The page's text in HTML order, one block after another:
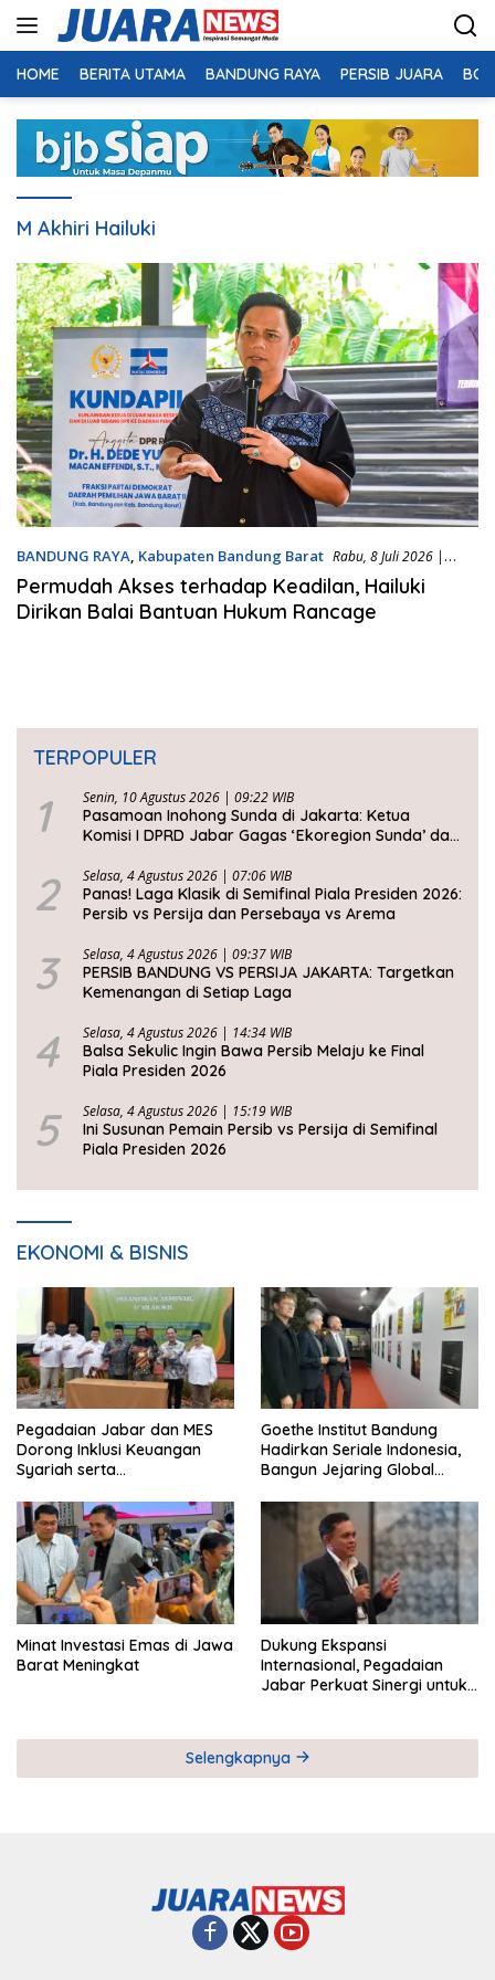
HOME BERITA UTAMA BANDUNG RAYA PERSIB JUARA
M Akhiri Hailuki
BANDUNG RAYA, Kabupaten Bandung Barat Rabu, 8 Juli 2026 |
23:40 WIB
Permudah Akses terhadap Keadilan, Hailuki
Dirikan Balai Bantuan Hukum Rancage
TERPOPULER
1 Senin, 10 Agustus 2026 | 09:22 WIB
Pasamoan Inohong Sunda di Jakarta: Ketua
Komisi I DPRD Jabar Gagas ‘Ekoregion Sunda’ dan
2 Selasa, 4 Agustus 2026 | 07:06 WIB
Panas! Laga Klasik di Semifinal Piala Presiden 2026:
Persib vs Persija dan Persebaya vs Arema
3 Selasa, 4 Agustus 2026 | 09:37 WIB
PERSIB BANDUNG VS PERSIJA JAKARTA: Targetkan
Kemenangan di Setiap Laga
4 Selasa, 4 Agustus 2026 | 14:34 WIB
Balsa Sekulic Ingin Bawa Persib Melaju ke Final
Piala Presiden 2026
5 Selasa, 4 Agustus 2026 | 15:19 WIB
Ini Susunan Pemain Persib vs Persija di Semifinal
Piala Presiden 2026
EKONOMI & BISNIS
Pegadaian Jabar dan MES
Dorong Inklusi Keuangan
Syariah serta
Goethe Institut Bandung
Hadirkan Seriale Indonesia,
Bangun Jejaring Global
Minat Investasi Emas di Jawa
Barat Meningkat
Dukung Ekspansi
Internasional, Pegadaian
Jabar Perkuat Sinergi untuk
Selengkapnya